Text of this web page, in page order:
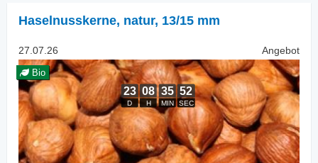
Haselnusskerne, natur, 13/15 mm
27.07.26 Angebot
Bio